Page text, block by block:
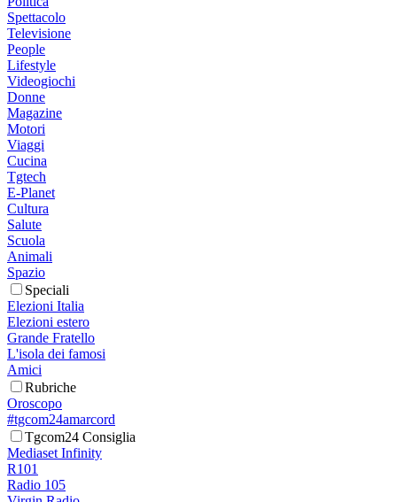
Spettacolo
Televisione
People
Lifestyle
Videogiochi
Donne
Magazine
Motori
Viaggi
Cucina
Tgtech
E-Planet
Cultura
Salute
Scuola
Animali
Spazio
Speciali
Elezioni Italia
Elezioni estero
Grande Fratello
L'isola dei famosi
Amici
Rubriche
Oroscopo
#tgcom24amarcord
Tgcom24 Consiglia
Mediaset Infinity
R101
Radio 105